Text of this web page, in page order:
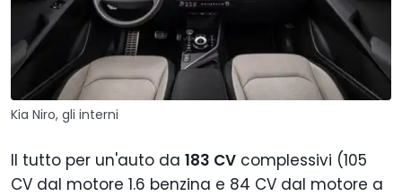
Kia Niro, gli interni
Il tutto per un'auto da 183 CV complessivi (105
CV dal motore 1.6 benzina e 84 CV dal motore a